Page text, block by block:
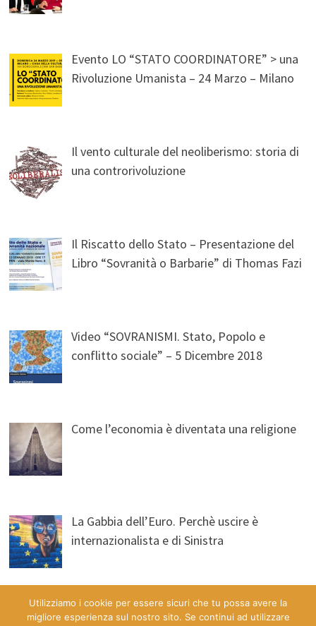
Evento LO “STATO COORDINATORE” > una
Rivoluzione Umanista – 24 Marzo – Milano
Il vento culturale del neoliberismo: storia di
una controrivoluzione
Il Riscatto dello Stato – Presentazione del
Libro “Sovranità o Barbarie” di Thomas Fazi
Video “SOVRANISMI. Stato, Popolo e
conflitto sociale” – 5 Dicembre 2018
Come l’economia è diventata una religione
La Gabbia dell’Euro. Perchè uscire è
internazionalista e di Sinistra
Utilizziamo i cookie per essere sicuri che tu possa avere la
migliore esperienza sul nostro sito. Se continui ad utilizzare